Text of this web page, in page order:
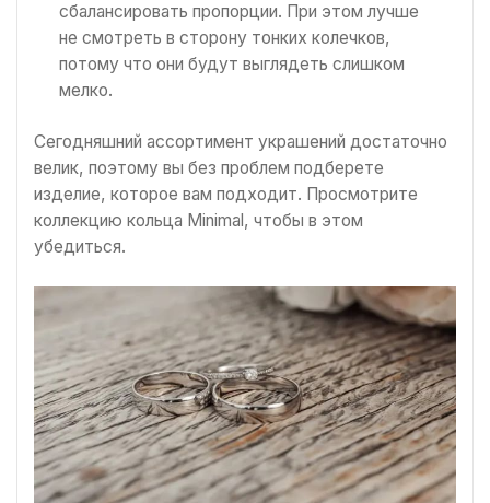
сбалансировать пропорции. При этом лучше
не смотреть в сторону тонких колечков,
потому что они будут выглядеть слишком
мелко.
Сегодняшний ассортимент украшений достаточно
велик, поэтому вы без проблем подберете
изделие, которое вам подходит. Просмотрите
коллекцию кольца Minimal, чтобы в этом
убедиться.